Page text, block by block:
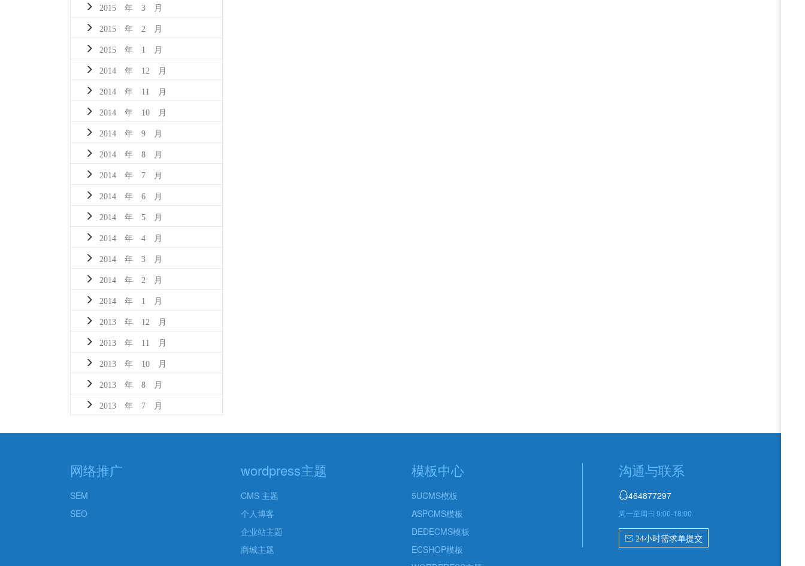
2015 年 3 月
2015 年 2 月
2015 年 1 月
2014 年 12 月
2014 年 11 月
2014 年 10 月
2014 年 9 月
2014 年 8 月
2014 年 7 月
2014 年 6 月
2014 年 5 月
2014 年 4 月
2014 年 3 月
2014 年 2 月
2014 年 1 月
2013 年 12 月
2013 年 11 月
2013 年 10 月
2013 年 8 月
2013 年 7 月
网络推广
SEM
SEO
wordpress主题
CMS 主题
个人博客
企业站主题
商城主题
模板中心
5UCMS模板
ASPCMS模板
DEDECMS模板
ECSHOP模板
沟通与联系
464877297
周一至周日 9:00-18:00
 24小时需求单提交